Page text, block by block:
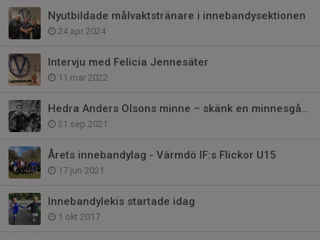
Nyutbildade målvaktstränare i innebandysektionen
24 apr 2024
Intervju med Felicia Jennesäter
11 mar 2022
Hedra Anders Olsons minne – skänk en minnesgåva inför avskedsceremonin
21 sep 2021
Årets innebandylag - Värmdö IF:s Flickor U15
17 jun 2021
Innebandylekis startade idag
1 okt 2017